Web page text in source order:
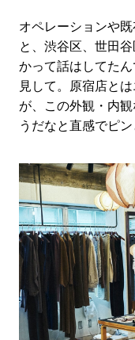
オペレーションや
と、渋谷区、世田
かって話はしてた
見して。原宿店と
が、この外観・内
うだなと直感でピン